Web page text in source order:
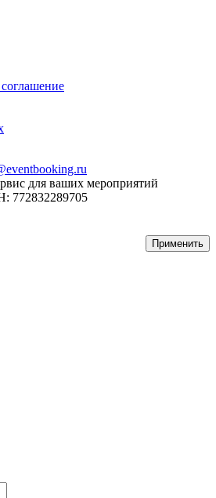
для ваших мероприятий
Применить